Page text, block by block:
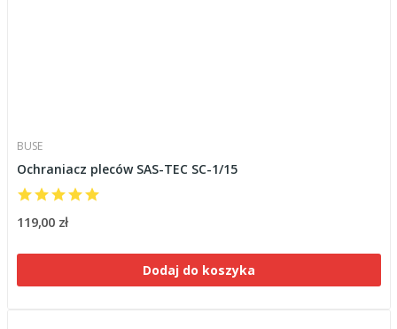
BUSE
Ochraniacz pleców SAS-TEC SC-1/15
119,00 zł
Dodaj do koszyka